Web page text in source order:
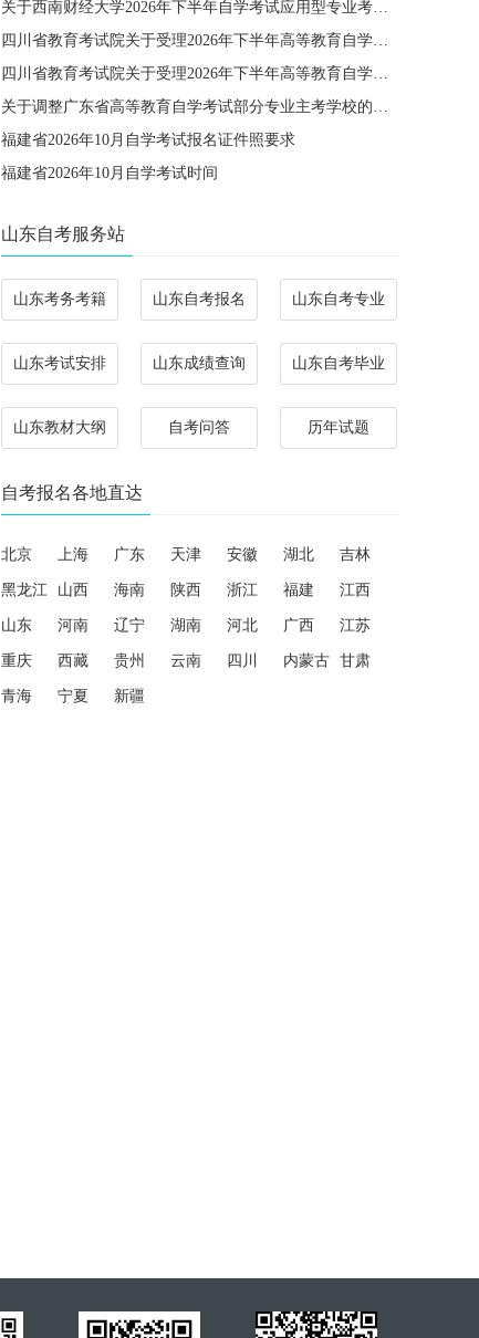
关于西南财经大学2026年下半年自学考试应用型专业考籍更改办理的通知
四川省教育考试院关于受理2026年下半年高等教育自学考试省际转考申请的通告
四川省教育考试院关于受理2026年下半年高等教育自学考试考籍更改申请的通告
关于调整广东省高等教育自学考试部分专业主考学校的通知
福建省2026年10月自学考试报名证件照要求
福建省2026年10月自学考试时间
山东自考服务站
山东考务考籍 山东自考报名 山东自考专业
山东考试安排 山东成绩查询 山东自考毕业
山东教材大纲 自考问答 历年试题
自考报名各地直达
北京 上海 广东 天津 安徽 湖北 吉林
黑龙江 山西 海南 陕西 浙江 福建 江西
山东 河南 辽宁 湖南 河北 广西 江苏
重庆 西藏 贵州 云南 四川 内蒙古 甘肃
青海 宁夏 新疆